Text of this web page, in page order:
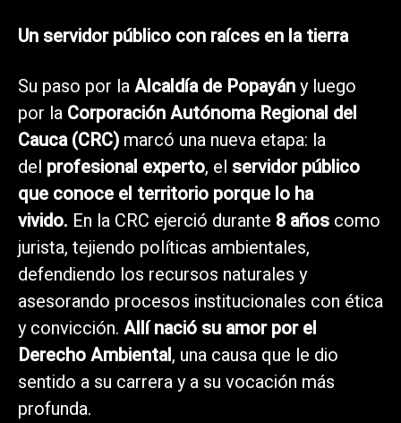
Un servidor público con raíces en la tierra
Su paso por laAlcaldía de Popayány luego
por la Corporación Autónoma Regional del
Cauca (CRC) marcó una nueva etapa: la
del profesional experto, el servidor público
que conoce el territorio porque lo ha
vivido. En la CRC ejerció durante 8 años como
jurista, tejiendo políticas ambientales,
defendiendo los recursos naturales y
asesorando procesos institucionales con ética
y convicción. Allí nació su amor por el
Derecho Ambiental, una causa que le dio
sentido a su carrera y a su vocación más
profunda.